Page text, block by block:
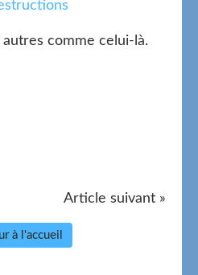
comme celui-là.
Article suivant »
à l'accueil